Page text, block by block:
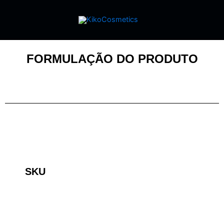
FORMULAÇÃO DO PRODUTO
SKU